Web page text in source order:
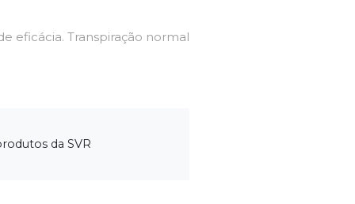
eficácia. Transpiração normal
da SVR